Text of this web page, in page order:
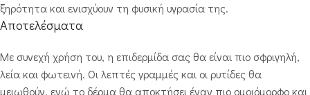
ξηρότητα και ενισχύουν τη φυσική υγρασία της.
Αποτελέσματα
Με συνεχή χρήση του, η επιδερμίδα σας θα είναι πιο σφριγηλή,
λεία και φωτεινή. Οι λεπτές γραμμές και οι ρυτίδες θα
μειωθούν, ενώ το δέρμα θα αποκτήσει έναν πιο ομοιόμορφο και